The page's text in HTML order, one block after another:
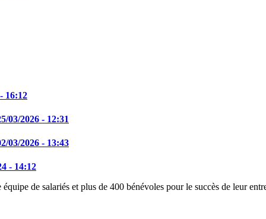
16:12
03/2026 - 12:31
03/2026 - 13:43
- 14:12
de salariés et plus de 400 bénévoles pour le succès de leur